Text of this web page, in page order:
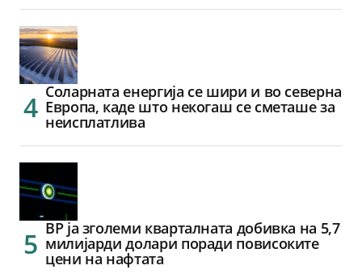
Соларната енергија се шири и во северна
Европа, каде што некогаш се сметаше за
неисплатлива
BP ја зголеми кварталната добивка на 5,7
милијарди долари поради повисоките
цени на нафтата